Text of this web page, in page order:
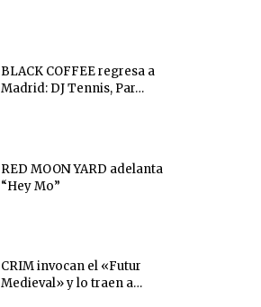
BLACK COFFEE regresa a
Madrid: DJ Tennis, Par…
RED MOON YARD adelanta
“Hey Mo”
CRIM invocan el «Futur
Medieval» y lo traen a…